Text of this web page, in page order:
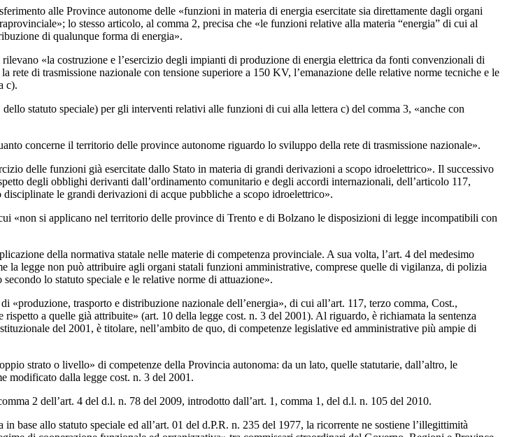
alle Province autonome delle «funzioni in materia di energia esercitate sia direttamente dagli organi
lo stesso articolo, al comma 2, precisa che «le funzioni relative alla materia “energia” di cui al
di qualunque forma di energia».
«la costruzione e l’esercizio degli impianti di produzione di energia elettrica da fonti convenzionali di
di trasmissione nazionale con tensione superiore a 150 KV, l’emanazione delle relative norme tecniche e le
c).
statuto speciale) per gli interventi relativi alle funzioni di cui alla lettera c) del comma 3, «anche con
concerne il territorio delle province autonome riguardo lo sviluppo della rete di trasmissione nazionale».
delle funzioni già esercitate dallo Stato in materia di grandi derivazioni a scopo idroelettrico». Il successivo
degli obblighi derivanti dall’ordinamento comunitario e degli accordi internazionali, dell’articolo 117,
le grandi derivazioni di acque pubbliche a scopo idroelettrico».
«non si applicano nel territorio delle province di Trento e di Bolzano le disposizioni di legge incompatibili con
della normativa statale nelle materie di competenza provinciale. A sua volta, l’art. 4 del medesimo
la legge non può attribuire agli organi statali funzioni amministrative, comprese quelle di vigilanza, di polizia
lo statuto speciale e le relative norme di attuazione».
trasporto e distribuzione nazionale dell’energia», di cui all’art. 117, terzo comma, Cost.,
a quelle già attribuite» (art. 10 della legge cost. n. 3 del 2001). Al riguardo, è richiamata la sentenza
del 2001, è titolare, nell’ambito de quo, di competenze legislative ed amministrative più ampie di
strato o livello» di competenze della Provincia autonoma: da un lato, quelle statutarie, dall’altro, le
modificato dalla legge cost. n. 3 del 2001.
2 dell’art. 4 del d.l. n. 78 del 2009, introdotto dall’art. 1, comma 1, del d.l. n. 105 del 2010.
base allo statuto speciale ed all’art. 01 del d.P.R. n. 235 del 1977, la ricorrente ne sostiene l’illegittimità